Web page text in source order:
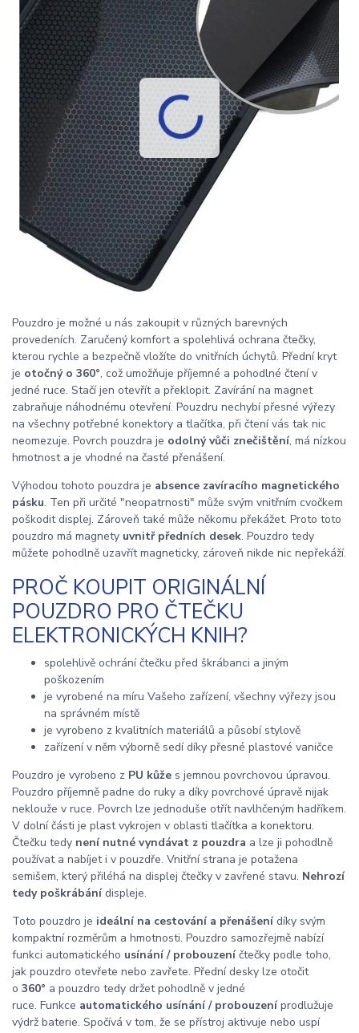
Pouzdro je možné u nás zakoupit v různých barevných
provedeních. Zaručený komfort a spolehlivá ochrana čtečky,
kterou rychle a bezpečně vložíte do vnitřních úchytů. Přední kryt
je otočný o 360°, což umožňuje příjemné a pohodlné čtení v
jedné ruce. Stačí jen otevřít a překlopit. Zavírání na magnet
zabraňuje náhodnému otevření. Pouzdru nechybí přesné výřezy
na všechny potřebné konektory a tlačítka, při čtení vás tak nic
neomezuje. Povrch pouzdra je odolný vůči znečištění, má nízkou
hmotnost a je vhodné na časté přenášení.
Výhodou tohoto pouzdra je absence zavíracího magnetického
pásku. Ten při určité "neopatrnosti" může svým vnitřním cvočkem
poškodit displej. Zároveň také může někomu překážet. Proto toto
pouzdro má magnety uvnitř předních desek. Pouzdro tedy
můžete pohodlně uzavřít magneticky, zároveň nikde nic nepřekáží.
PROČ KOUPIT ORIGINÁLNÍ
POUZDRO PRO ČTEČKU
ELEKTRONICKÝCH KNIH?
spolehlivě ochrání čtečku před škrábanci a jiným
poškozením
je vyrobené na míru Vašeho zařízení, všechny výřezy jsou
na správném místě
je vyrobeno z kvalitních materiálů a působí stylově
zařízení v něm výborně sedí díky přesné plastové vaničce
Pouzdro je vyrobeno z PU kůže s jemnou povrchovou úpravou.
Pouzdro příjemně padne do ruky a díky povrchové úpravě nijak
neklouže v ruce. Povrch lze jednoduše otřít navlhčeným hadříkem.
V dolní části je plast vykrojen v oblasti tlačítka a konektoru.
Čtečku tedy není nutné vyndávat z pouzdra a lze ji pohodlně
používat a nabíjet i v pouzdře. Vnitřní strana je potažena
semišem, který přiléhá na displej čtečky v zavřené stavu. Nehrozí
tedy poškrábánídispleje.
Toto pouzdro je ideální na cestování a přenášenídíky svým
kompaktní rozměrům a hmotnosti. Pouzdro samozřejmě nabízí
funkci automatického usínání / probouzeníčtečky podle toho,
jak pouzdro otevřete nebo zavřete. Přední desky lze otočit
o 360° a pouzdro tedy držet pohodlně v jedné
ruce. Funkce automatického usínání / probouzeníprodlužuje
výdrž baterie. Spočívá v tom, že se přístroj aktivuje nebo uspí